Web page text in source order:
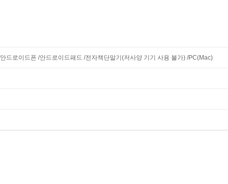
드로이드폰 /안드로이드패드 /전자책단말기(저사양 기기 사용 불가) /PC(Mac)